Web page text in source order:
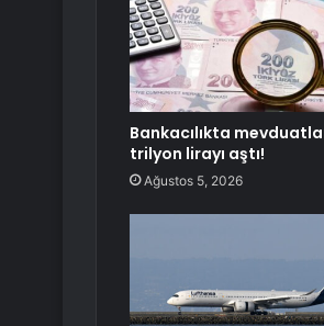
Bankacılıkta
trilyon lirayı aştı!
Ağustos 5, 2026